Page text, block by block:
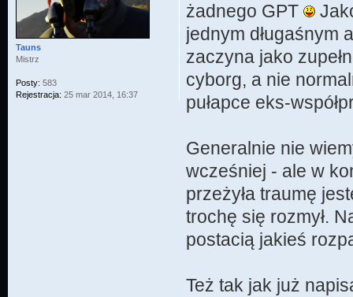
żadnego GPT
jednym długaśnym
zaczyna jako
cyborg, a nie
pułapce eks-
Generalnie nie
wcześniej - ale w
przeżyła traumę
trochę się rozmył.
postacią jakieś
Też tak jak już
Tauns
Mistrz
Posty: 583
Rejestracja: 25 mar 2014, 16:37